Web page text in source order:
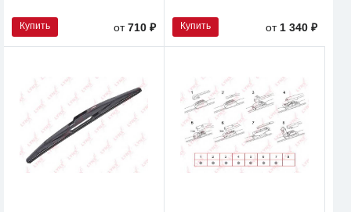
Купить от710 ₽ Купить от 1 340 ₽